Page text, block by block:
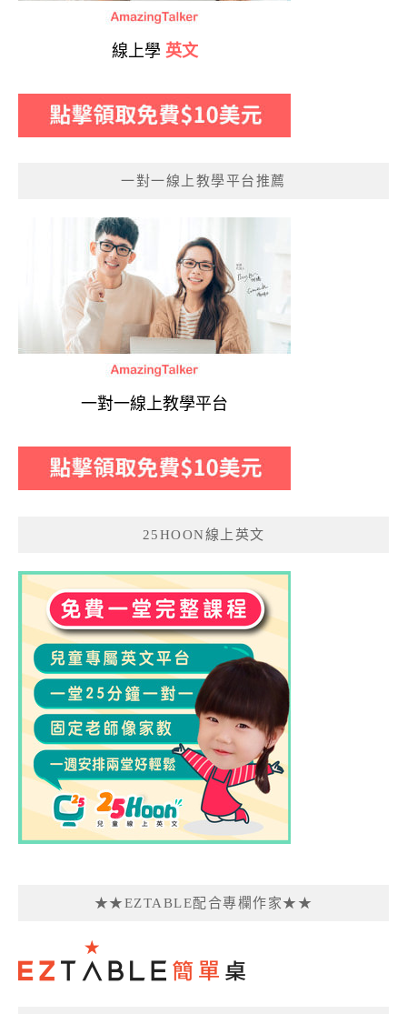
線上學 英文
一對一線上教學平台推薦
一對一線上教學平台
25HOON線上英文
★★EZTABLE配合專欄作家★★